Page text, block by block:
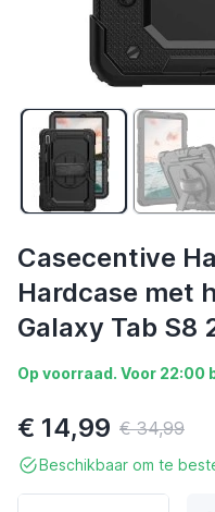
Casecentive
Hardcase met
Galaxy Tab S8
Op voorraad. Voor
€ 14,99 € 34,99
Beschikbaar om te